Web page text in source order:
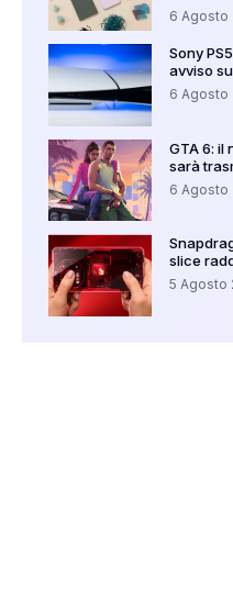
6 Agosto
Sony
avviso
6 Agosto
GTA 6: il
sarà
6 Agosto
slice
5 Agosto